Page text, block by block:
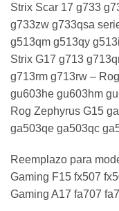
Strix Scar 17 g733
g733zw g733qsa
g513qm g513qy
Strix G17 g713
g713rm g713rw –
gu603he gu603hm
Rog Zephyrus G15
ga503qe ga503qc
Reemplazo para
Gaming F15 fx507
Gaming A17 fa707